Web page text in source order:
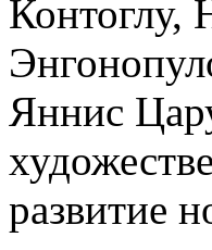
Контоглу,
Яннис
развитие